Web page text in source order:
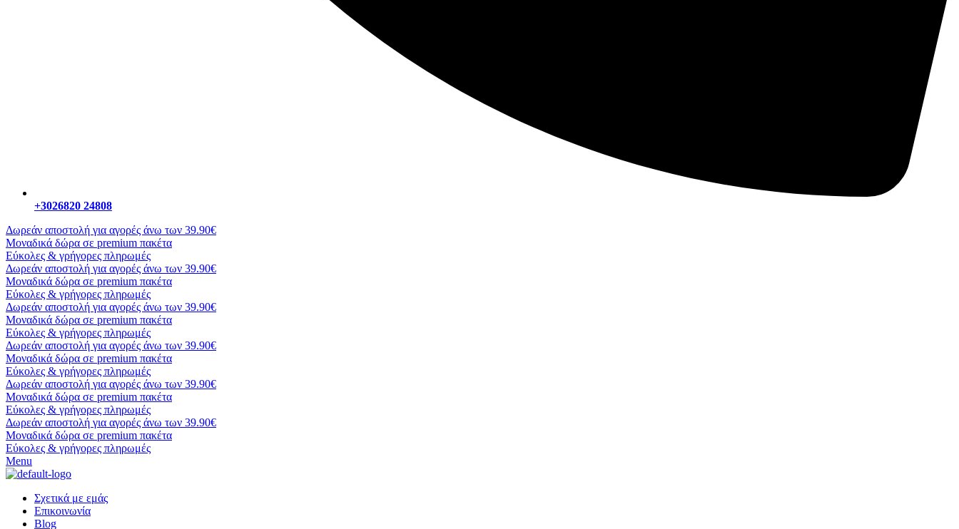
+3026820 24808
Δωρεάν αποστολή για αγορές άνω των 39.90€
Μοναδικά δώρα σε premium πακέτα
Εύκολες & γρήγορες πληρωμές
Δωρεάν αποστολή για αγορές άνω των 39.90€
Μοναδικά δώρα σε premium πακέτα
Εύκολες & γρήγορες πληρωμές
Δωρεάν αποστολή για αγορές άνω των 39.90€
Μοναδικά δώρα σε premium πακέτα
Εύκολες & γρήγορες πληρωμές
Δωρεάν αποστολή για αγορές άνω των 39.90€
Μοναδικά δώρα σε premium πακέτα
Εύκολες & γρήγορες πληρωμές
Δωρεάν αποστολή για αγορές άνω των 39.90€
Μοναδικά δώρα σε premium πακέτα
Εύκολες & γρήγορες πληρωμές
Δωρεάν αποστολή για αγορές άνω των 39.90€
Μοναδικά δώρα σε premium πακέτα
Εύκολες & γρήγορες πληρωμές
Menu
Σχετικά με εμάς
Επικοινωνία
Blog